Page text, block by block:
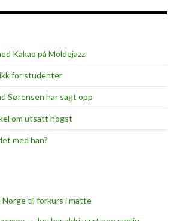
t
e
Kakao på Moldejazz
for studenter
Sørensen har sagt opp
om utsatt hogst
med han?
Norge til forkurs i matte